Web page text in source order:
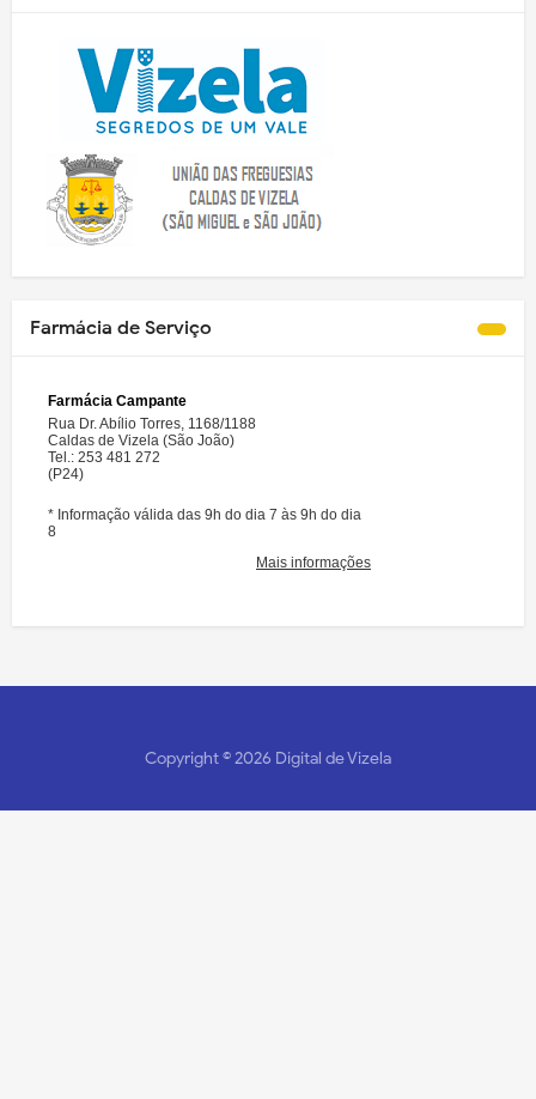
Farmácia de Serviço
Copyright ©2026 Digital de Vizela